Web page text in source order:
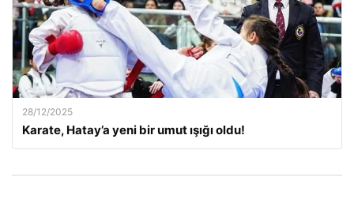
28/12/2025
Karate, Hatay’a yeni bir umut ışığı oldu!